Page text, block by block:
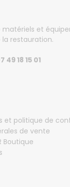
matériels et
la restauration.
18 15 01
et politique de
de vente
Boutique